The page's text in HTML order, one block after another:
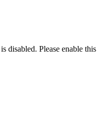
disabled. Please enable this